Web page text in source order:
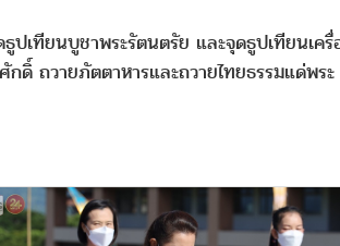
เทียนบูชาพระรัตนตรัย และจุดธูปเทียนเครื่
ถวายภัตตาหารและถวายไทยธรรมแด่พระ